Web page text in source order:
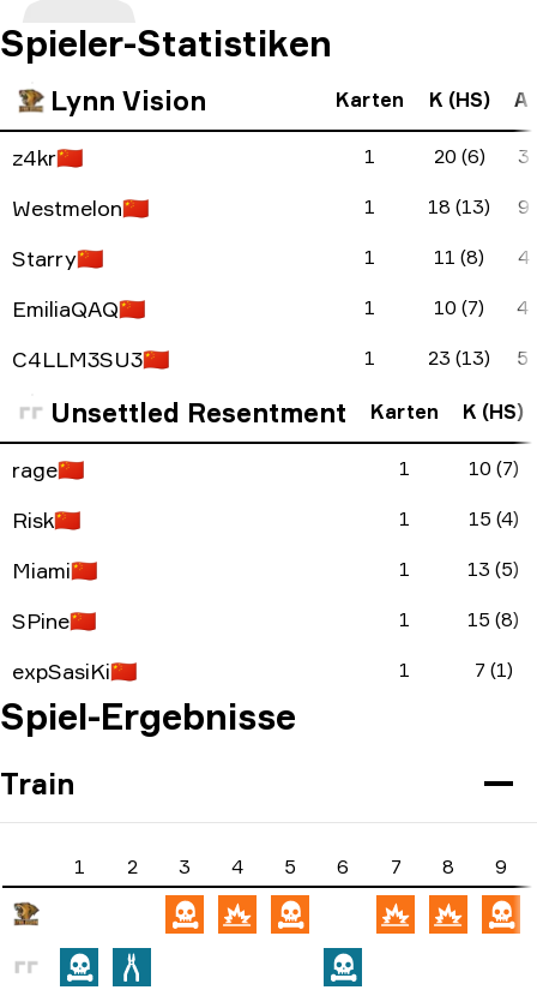
Spieler-Statistiken
Lynn Vision Karten K (HS) A
z4kr🇨🇳 1 20 (6) 3
Westmelon🇨🇳 1 18 (13) 9
Starry🇨🇳 1 11 (8) 4
EmiliaQAQ🇨🇳 1 10 (7) 4
C4LLM3SU3🇨🇳 1 23 (13) 5
Unsettled Resentment Karten K (HS)
rage🇨🇳 1 10 (7)
Risk🇨🇳 1 15 (4)
Miami🇨🇳 1 13 (5)
SPine🇨🇳 1 15 (8)
expSasiKi🇨🇳 1 7 (1)
Spiel-Ergebnisse
Train
1 2 3 4 5 6 7 8 9